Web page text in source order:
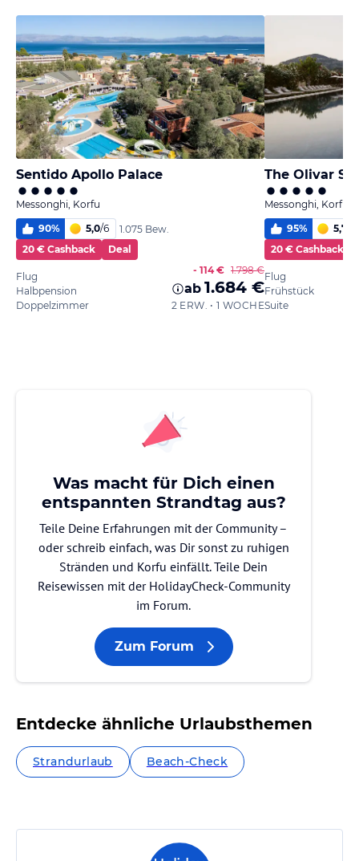
Sentido Apollo Palace
Messonghi, Korfu
90% 5,0/6
1.075 Bew.
20 € Cashback
Deal
Flug
Halbpension
Doppelzimmer
- 114 € 1.798 €
ab 1.684 €
2 ERW. • 1 WOCHE
The Olivar
Messonghi, Korfu
95% 5,7
20 € Cashback
Flug
Frühstück
Suite
Was macht für Dich einen
entspannten Strandtag aus?
Teile Deine Erfahrungen mit der Community –
oder schreib einfach, was Dir sonst zu ruhigen
Stränden und Korfu einfällt. Teile Dein
Reisewissen mit der HolidayCheck-Community
im Forum.
Zum Forum
Entdecke ähnliche Urlaubsthemen
Strandurlaub Beach-Check